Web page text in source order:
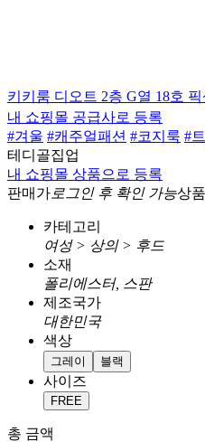
키키룸 디오트 2층 G열 18호
내 쇼핑몰 공급사로 등록
#겨울 #캐주얼패션 #코지룩 #
테디골집업
내 쇼핑몰 상품으로 등록
판매가 로그인 후 확인 가능상
카테고리
여성 > 상의 > 후드
소재
폴리에스터, 스판
제조국가
대한민국
색상
그레이 블랙
사이즈
FREE
총 금액